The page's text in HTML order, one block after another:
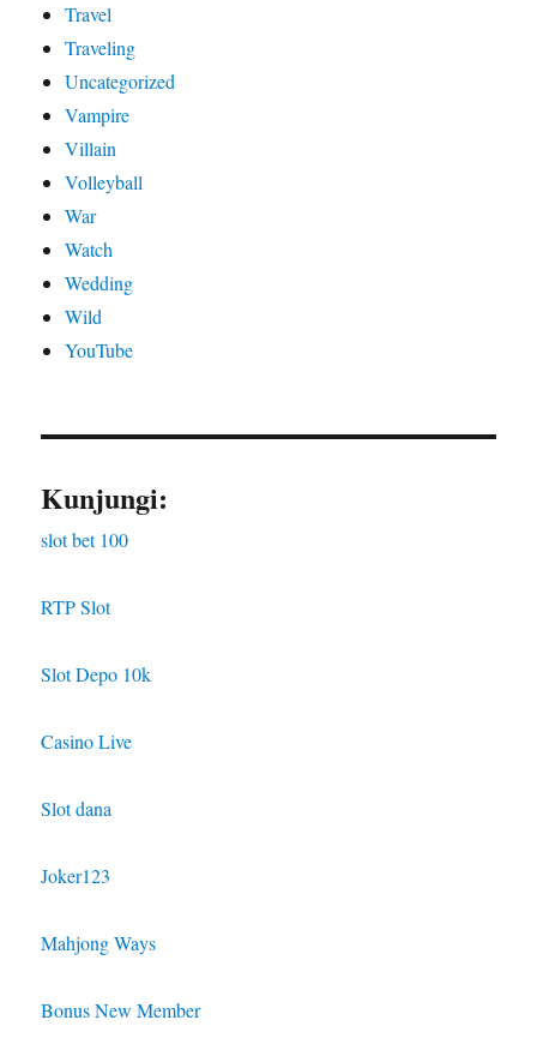
Travel
Traveling
Uncategorized
Vampire
Villain
Volleyball
War
Watch
Wedding
Wild
YouTube
Kunjungi:
slot bet 100
RTP Slot
Slot Depo 10k
Casino Live
Slot dana
Joker123
Mahjong Ways
Bonus New Member